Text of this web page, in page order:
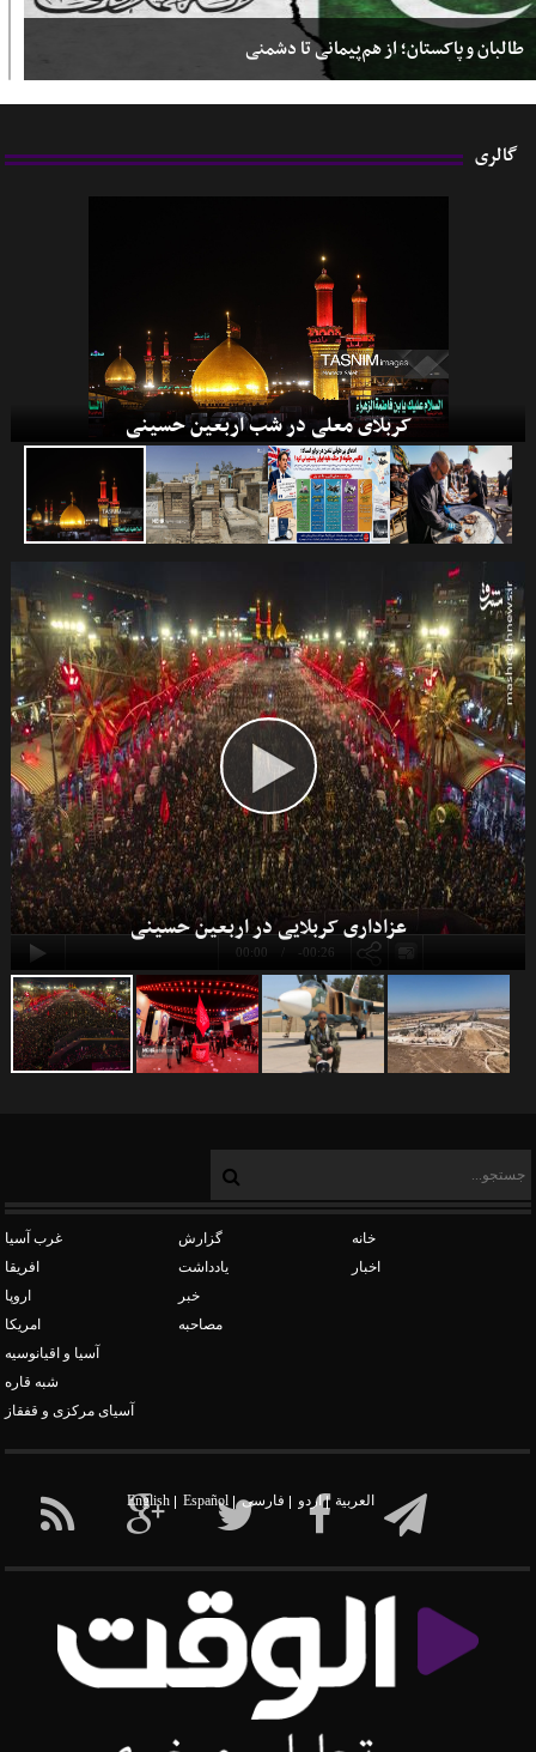
طالبان و پاکستان؛ از هم‌پیمانی تا دشمنی
کاروان‌های دریایی کمک به غزه
جنگ 12 روزه
گاه‌شمار جنگ غزه
توافق صلح ایران و عربستان
طوفان الاقصی
فراز و فرود مناسبات ترکیه و عربستان
معامله قرن
اختلافات ترکیه و آمریکا
گالری
کربلای معلی در شب اربعین حسینی
00:00 -00:26
عزاداری کربلایی در اربعین حسینی
غرب آسیا
افریقا
اروپا
امریکا
آسیا و اقیانوسیه
شبه قاره
آسیای مرکزی و قفقاز
گزارش
یادداشت
خبر
مصاحبه
خانه
اخبار
العربیة اردو فارسی Español
English